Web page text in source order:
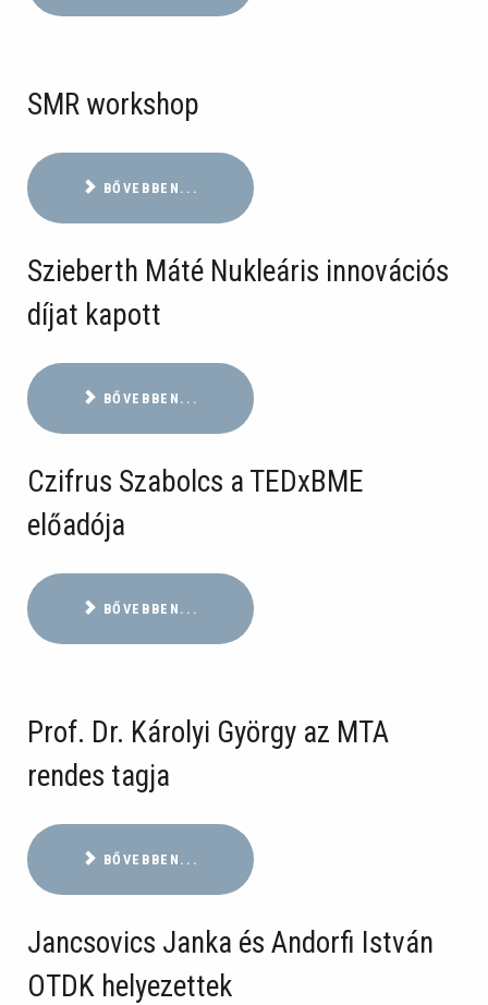
SMR workshop
BŐVEBBEN...
Szieberth Máté Nukleáris innovációs
díjat kapott
BŐVEBBEN...
Czifrus Szabolcs a TEDxBME
előadója
BŐVEBBEN...
Prof. Dr. Károlyi György az MTA
rendes tagja
BŐVEBBEN...
Jancsovics Janka és Andorfi István
OTDK helyezettek